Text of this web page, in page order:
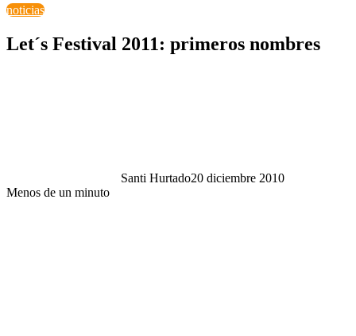
noticias
Let´s Festival 2011: primeros nombres
Santi Hurtado20 diciembre 2010
Menos de un minuto